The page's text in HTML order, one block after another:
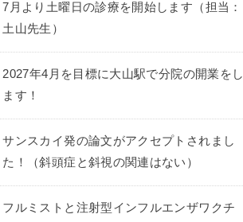
7月より土曜日の診療を開始します（担当：
土山先生）
2027年4月を目標に大山駅で分院の開業をし
ます！
サンスカイ発の論文がアクセプトされまし
た！（斜頭症と斜視の関連はない）
フルミストと注射型インフルエンザワクチ